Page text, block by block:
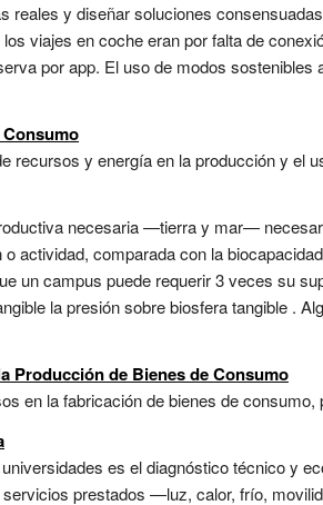
y diseñar soluciones
viajes en coche eran por falta de
por app. El uso de modos
recursos y energía en la producción y el
necesaria —tierra y mar—
actividad, comparada con la
un campus puede requerir 3 veces su
la presión sobre biosfera tangible .
Producción de Bienes de Consumo
en la fabricación de bienes de
es el diagnóstico técnico y
prestados —luz, calor, frío,